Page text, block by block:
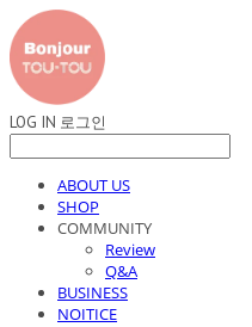
LOG IN 로그인
ABOUT US
SHOP
COMMUNITY
Review
Q&A
BUSINESS
NOITICE